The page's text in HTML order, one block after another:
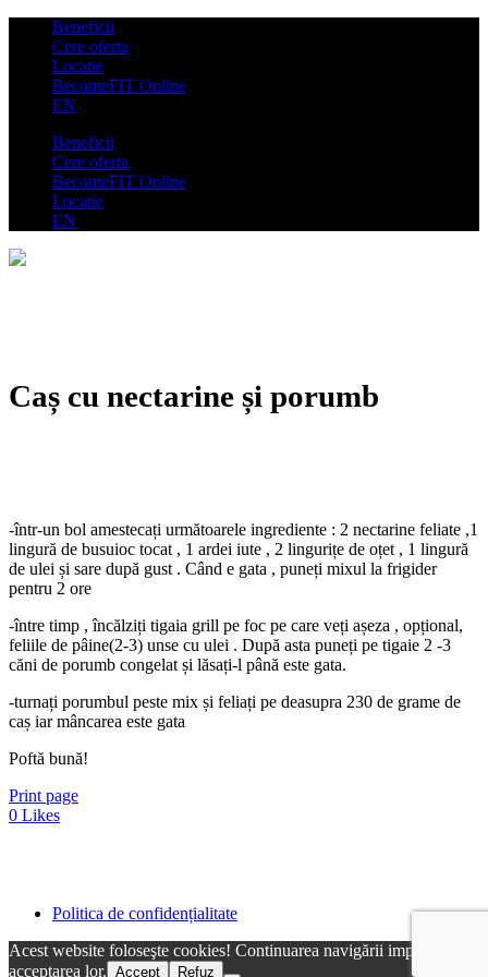
Beneficii
Cere oferta
Locatie
BecomeFIT Online
EN
Beneficii
Cere oferta
BecomeFIT Online
Locatie
EN
Caș cu nectarine și porumb
-într-un bol amestecați următoarele ingrediente : 2 nectarine feliate ,1
lingură de busuioc tocat , 1 ardei iute , 2 lingurițe de oțet , 1 lingură
de ulei și sare după gust . Când e gata , puneți mixul la frigider
pentru 2 ore
-între timp , încălziți tigaia grill pe foc pe care veți așeza , opțional,
feliile de pâine(2-3) unse cu ulei . După asta puneți pe tigaie 2 -3
căni de porumb congelat și lăsați-l până este gata.
-turnați porumbul peste mix și feliați pe deasupra 230 de grame de
caș iar mâncarea este gata
Poftă bună!
Print page
0 Likes
Politica de confidențialitate
Acest website foloseşte cookies! Continuarea navigării implică
acceptarea lor. Accept Refuz